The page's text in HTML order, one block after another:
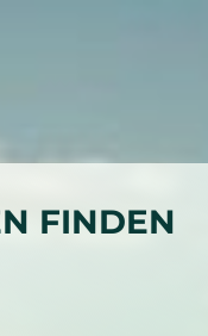
FINDEN